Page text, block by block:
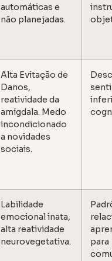
automáticas e
não planejadas.
Alta Evitação de
Danos,
reatividade da
amígdala. Medo
incondicionado
a novidades
sociais.
Labilidade
emocional inata,
alta reatividade
neurovegetativa.
para